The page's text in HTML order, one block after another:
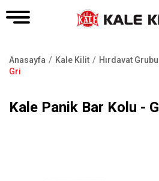
Sayfa
Anasayfa Kale Kilit Hırdavat Grubu
Gri
Kale Panik Bar Kolu -